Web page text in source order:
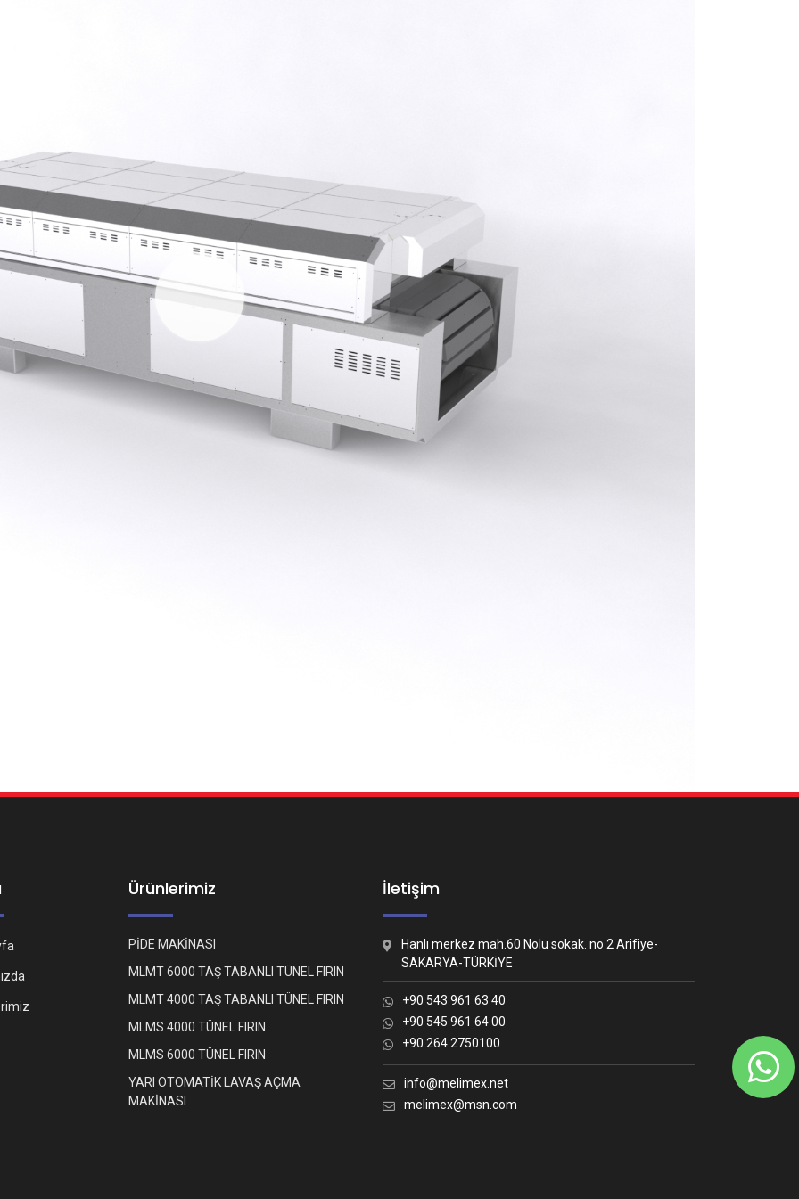
Ürünlerimiz
PİDE MAKİNASI
MLMT 6000 TAŞ TABANLI TÜNEL FIRIN
MLMT 4000 TAŞ TABANLI TÜNEL FIRIN
MLMS 4000 TÜNEL FIRIN
MLMS 6000 TÜNEL FIRIN
YARI OTOMATİK LAVAŞ AÇMA
MAKİNASI
İletişim
Hanlı merkez mah.60 Nolu sokak. no 2 Arifiye-
SAKARYA-TÜRKİYE
+90 543 961 63 40
+90 545 961 64 00
+90 264 2750100
info@melimex.net
melimex@msn.com